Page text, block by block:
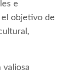
e
el objetivo de
valiosa